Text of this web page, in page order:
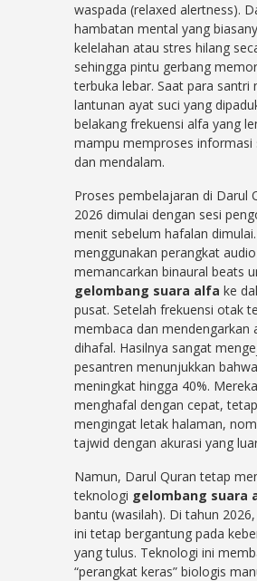
waspada (relaxed alertness).
hambatan mental yang
kelelahan atau stres hilang
sehingga pintu gerbang
terbuka lebar. Saat para santri
lantunan ayat suci yang
belakang frekuensi alfa yang
mampu memproses informasi
dan mendalam.
Proses pembelajaran di Darul
2026 dimulai dengan sesi
menit sebelum hafalan
menggunakan perangkat
memancarkan binaural beats
gelombang suara alfa ke
pusat. Setelah frekuensi otak
membaca dan mendengarkan
dihafal. Hasilnya sangat
pesantren menunjukkan
meningkat hingga 40%.
menghafal dengan cepat,
mengingat letak halaman,
tajwid dengan akurasi yang
Namun, Darul Quran tetap
teknologi gelombang suara
bantu (wasilah). Di tahun
ini tetap bergantung pada
yang tulus. Teknologi ini
“perangkat keras” biologis